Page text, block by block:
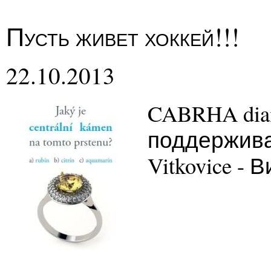
Пусть живет хоккей!!!
22.10.2013
CABRHA
Vitkovice -